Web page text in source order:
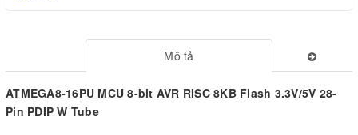
Mô tả
ATMEGA8-16PU MCU 8-bit AVR RISC 8KB Flash 3.3V/5V 28-
Pin PDIP W Tube